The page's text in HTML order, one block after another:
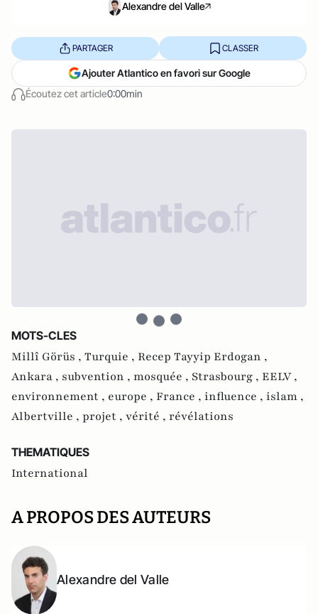
Alexandre del Valle
Écoutez cet article0:00min
PARTAGER CLASSER
Ajouter Atlantico en favori sur Google
MOTS-CLES
Millî Görüs , Turquie , Recep Tayyip Erdogan ,
Ankara , subvention , mosquée , Strasbourg , EELV ,
environnement , europe , France , influence , islam ,
Albertville , projet , vérité , révélations
THEMATIQUES
International
A PROPOS DES AUTEURS
Alexandre del Valle